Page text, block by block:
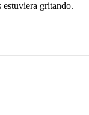
estuviera gritando.